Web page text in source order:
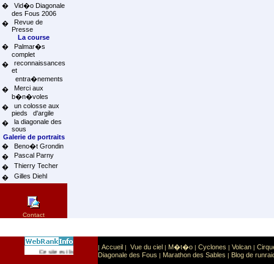
�
Vid�o Diagonale
des Fous 2006
�
Revue de
Presse
La course
�
Palmar�s
complet
�
reconnaissances
et
entra�nements
�
Merci aux
b�n�voles
�
un colosse aux
pieds d'argile
�
la diagonale des
sous
Galerie de portraits
�
Beno�t Grondin
�
Pascal Parny
�
Thierry Techer
�
Gilles Diehl
Contact
Ce site est list� dans la cat�gorie Sport: Sports extr�mes
| Accueil | Vue du ciel | M�t�o | Cyclones | Volcan |
Diagonale des Fous | Marathon des Sables | Blog de